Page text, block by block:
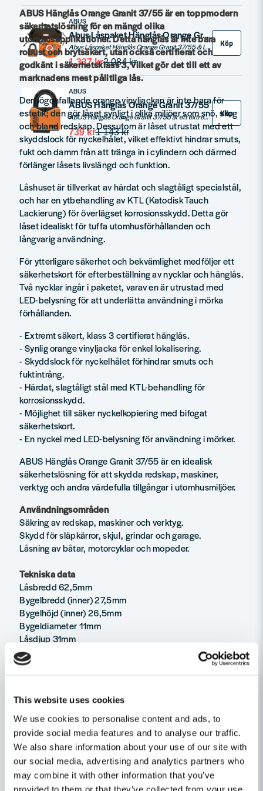
This website uses cookies
We use cookies to personalise content and ads, to
provide social media features and to analyse our traffic.
We also share information about your use of our site with
our social media, advertising and analytics partners who
may combine it with other information that you’ve
provided to them or that they’ve collected from your use
ABUS
Abus Låspaket Hänglås Orange Granit 37/55 & Låskätting
Abus Låspaket Hänglås Orange Granit 37/55 & Låskätting är ett högsäkerhetslås klass 3, perfekt för att skydda redskap, verktyg, släpkärror och mer. Paketet inkluderar ett robust hänglås, en 200 cm lång kätting med skyddande nylonöverdrag och en praktisk förvaringspåse.
2 084 kr
1 337 kr
Köp
ABUS
ABUS Hänglås Orange Granit 37/55
ABUS Hänglås Orange Granit 37/55 är ett extremt säkert, klass 3 certifierat hänglås, perfekt för utomhusbruk. Dess orange vinyljacka gör det synligt, medan skyddslocket för nyckelhålet skyddar mot smuts och fukt. Låshuset är gjort av härdat, slagtåligt stål med KTL-behandling för korrosionsskydd.
1 143 kr
739 kr
Köp
ABUS Hänglås Orange Granit 37/55 är en toppmodern
säkerhetslösning för en mängd olika
utomhusapplikationer. Detta hänglås är inte bara
robust och brytsäkert, utan också certifierat och
godkänt i säkerhetsklass 3, vilket gör det till ett av
marknadens mest pålitliga lås.
Den iögonfallande orange vinyljackan är inte bara för
estetik; den gör låset synligt i olika miljöer som snö, skog
och bland redskap. Dessutom är låset utrustat med ett
skyddslock för nyckelhålet, vilket effektivt hindrar smuts,
fukt och damm från att tränga in i cylindern och därmed
förlänger låsets livslängd och funktion.
Låshuset är tillverkat av härdat och slagtåligt specialstål,
och har en ytbehandling av KTL (Katodisk Tauch
Lackierung) för överlägset korrosionsskydd. Detta gör
låset idealiskt för tuffa utomhusförhållanden och
långvarig användning.
För ytterligare säkerhet och bekvämlighet medföljer ett
säkerhetskort för efterbeställning av nycklar och hänglås.
Två nycklar ingår i paketet, varav en är utrustad med
LED-belysning för att underlätta användning i mörka
förhållanden.
- Extremt säkert, klass 3 certifierat hänglås.
- Synlig orange vinyljacka för enkel lokalisering.
- Skyddslock för nyckelhålet förhindrar smuts och
fuktintrång.
- Härdat, slagtåligt stål med KTL-behandling för
korrosionsskydd.
- Möjlighet till säker nyckelkopiering med bifogat
säkerhetskort.
- En nyckel med LED-belysning för användning i mörker.
ABUS Hänglås Orange Granit 37/55 är en idealisk
säkerhetslösning för att skydda redskap, maskiner,
verktyg och andra värdefulla tillgångar i utomhusmiljöer.
Användningsområden
Säkring av redskap, maskiner och verktyg.
Skydd för släpkärror, skjul, grindar och garage.
Låsning av båtar, motorcyklar och mopeder.
Tekniska data
Låsbredd 62,5mm
Bygelbredd (inner) 27,5mm
Bygelhöjd (inner) 26,5mm
Bygeldiameter 11mm
Låsdjup 31mm
Låshöjd 55,8mm
Antal nycklar 2st
Produkttyp Hänglås
Ställ en produktfråga
question
Fråga oss något om denna produkten...
Relaterade kategorier
Lås & säkerhet Beslagssortiment